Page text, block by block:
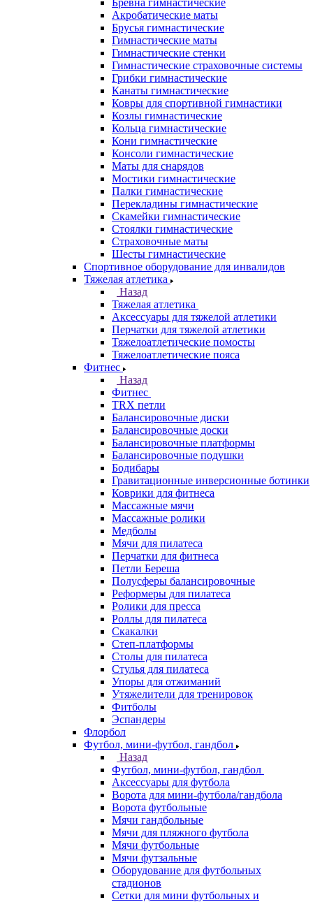
Бревна гимнастические
Акробатические маты
Брусья гимнастические
Гимнастические маты
Гимнастические стенки
Гимнастические страховочные системы
Грибки гимнастические
Канаты гимнастические
Ковры для спортивной гимнастики
Козлы гимнастические
Кольца гимнастические
Кони гимнастические
Консоли гимнастические
Маты для снарядов
Мостики гимнастические
Палки гимнастические
Перекладины гимнастические
Скамейки гимнастические
Стоялки гимнастические
Страховочные маты
Шесты гимнастические
Спортивное оборудование для инвалидов
Тяжелая атлетика
Назад
Тяжелая атлетика
Аксессуары для тяжелой атлетики
Перчатки для тяжелой атлетики
Тяжелоатлетические помосты
Тяжелоатлетические пояса
Фитнес
Назад
Фитнес
TRX петли
Балансировочные диски
Балансировочные доски
Балансировочные платформы
Балансировочные подушки
Бодибары
Гравитационные инверсионные ботинки
Коврики для фитнеса
Массажные мячи
Массажные ролики
Медболы
Мячи для пилатеса
Перчатки для фитнеса
Петли Береша
Полусферы балансировочные
Реформеры для пилатеса
Ролики для пресса
Роллы для пилатеса
Скакалки
Степ-платформы
Столы для пилатеса
Стулья для пилатеса
Упоры для отжиманий
Утяжелители для тренировок
Фитболы
Эспандеры
Флорбол
Футбол, мини-футбол, гандбол
Назад
Футбол, мини-футбол, гандбол
Аксессуары для футбола
Ворота для мини-футбола/гандбола
Ворота футбольные
Мячи гандбольные
Мячи для пляжного футбола
Мячи футбольные
Мячи футзальные
Оборудование для футбольных
стадионов
Сетки для мини футбольных и